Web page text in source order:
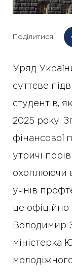
Поділитися:
Уряд
суттєве
студентів,
2025 року.
фінансової
утричі
охоплюючи
учнів
це
Володимир
міністерка